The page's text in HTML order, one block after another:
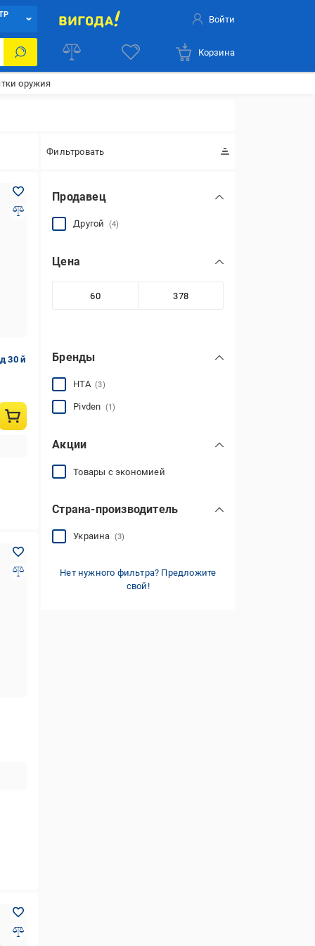
Войти
Корзина
оружия
Фильтровать
30 й
Продавец
Другой (4)
Цена
Бренды
HTA(3)
Pivden (1)
Акции
Товары с экономией
Страна-производитель
Украина (3)
Нет нужного фильтра? Предложите
свой!